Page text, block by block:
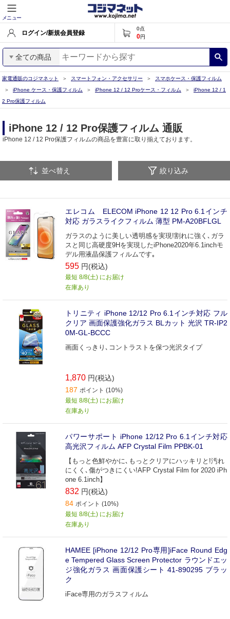
メニュー
ログイン/新規会員登録
0点
0円
全ての商品
家電通販のコジマネット スマートフォン・アクセサリー
スマホケース・保護フィルム
iPhone ケース・保護フィルム
iPhone 12 / 12 Proケース・フィルム
iPhone 12 / 1
2 Pro保護フィルム
iPhone 12 / 12 Pro保護フィルム 通販
iPhone 12 / 12 Pro保護フィルムの商品を豊富に取り揃えております。
並べ替え 絞り込み
エレコム ELECOM iPhone 12 12 Pro 6.1インチ
対応 ガラスライクフィルム 薄型 PM-A20BFLGL
ガラスのように美しい透明感を実現!割れに強く､ガラ
スと同じ高硬度9Hを実現したiPhone2020年6.1inchモ
デル用液晶保護フィルムです｡
595 円(税込)
最短 8/8(土) にお届け
在庫あり
トリニティ iPhone 12/12 Pro 6.1インチ対応 フル
クリア 画面保護強化ガラス BLカット 光沢 TR-IP2
0M-GL-BCCC
画面くっきり､コントラストを保つ光沢タイプ
1,870 円(税込)
187 ポイント (10%)
最短 8/8(土) にお届け
在庫あり
パワーサポート iPhone 12/12 Pro 6.1インチ対応
高光沢フィルム AFP Crystal Film PPBK-01
【もっと色鮮やかに､もっとクリアにハッキリと!汚れ
にくく､傷がつきにくい!AFP Crystal Film for 2020 iPh
one 6.1inch】
832 円(税込)
84 ポイント (10%)
最短 8/8(土) にお届け
在庫あり
HAMEE [iPhone 12/12 Pro専用]iFace Round Edg
e Tempered Glass Screen Protector ラウンドエッ
ジ強化ガラス 画面保護シート 41-890295 ブラッ
ク
iFace専用のガラスフィルム